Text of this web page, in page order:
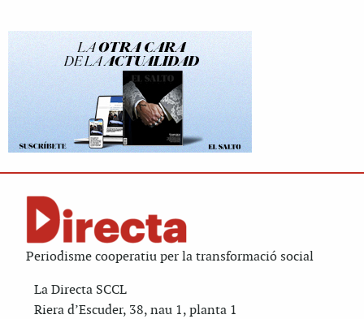
Periodisme cooperatiu per la transformació social
La Directa SCCL
Riera d’Escuder, 38, nau 1, planta 1